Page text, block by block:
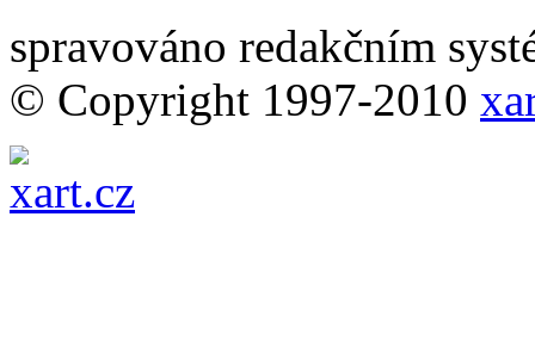
spravováno redakčním
© Copyright 1997-2010